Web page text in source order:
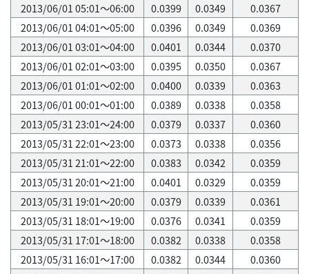
2013/06/01 05:01～06:00
0.0399 0.0349
0.0367
2013/06/01 04:01～05:00
0.0396 0.0349
0.0369
2013/06/01 03:01～04:00
0.0401 0.0344
0.0370
2013/06/01 02:01～03:00
0.0395 0.0350
0.0367
2013/06/01 01:01～02:00
0.0400 0.0339
0.0363
2013/06/01 00:01～01:00
0.0389 0.0338
0.0358
2013/05/31 23:01～24:00
0.0379 0.0337
0.0360
2013/05/31 22:01～23:00
0.0373 0.0338
0.0356
2013/05/31 21:01～22:00
0.0383 0.0342
0.0359
2013/05/31 20:01～21:00
0.0401 0.0329
0.0359
2013/05/31 19:01～20:00
0.0379 0.0339
0.0361
2013/05/31 18:01～19:00
0.0376 0.0341
0.0359
2013/05/31 17:01～18:00
0.0382 0.0338
0.0358
2013/05/31 16:01～17:00
0.0382 0.0344
0.0360